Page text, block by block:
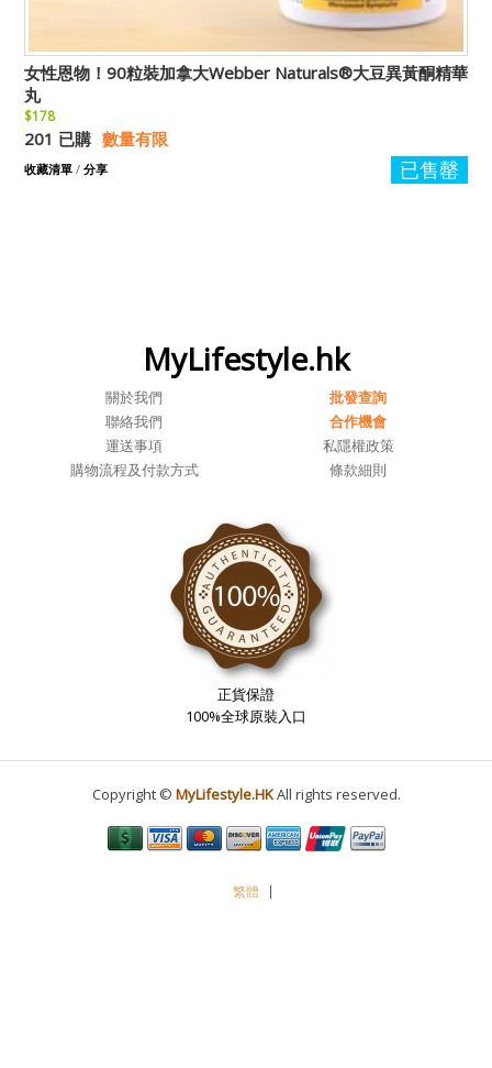
女性恩物！90粒裝加拿大Webber Naturals®大豆異黃酮精華
丸
$178
201 已購 數量有限
已售罄
收藏清單 / 分享
MyLifestyle.hk
關於我們
批發查詢
聯絡我們
合作機會
運送事項
私隱權政策
購物流程及付款方式
條款細則
正貨保證
100%全球原裝入口
Copyright © MyLifestyle.HKAll rights reserved.
繁體